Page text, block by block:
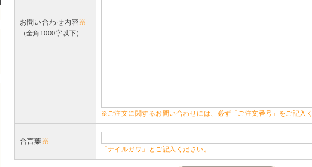
お問い合わせ内容※
（全角1000字以下）
※ご注文に関するお問い合わせには、必ず「ご注文番号」をご記入
合言葉※
「ナイルガワ」とご記入ください。